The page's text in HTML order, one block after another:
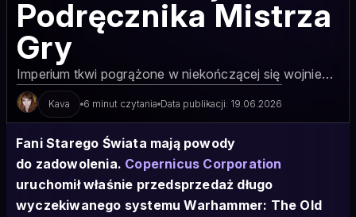
Podręcznika Mistrza
Gry
Imperium tkwi pogrążone w niekończącej się wojnie…
Kava 6 minut czytania Data publikacji: 19.06.2026
Fani Starego Świata mają powody
do zadowolenia. Copernicus Corporation
uruchomił właśnie przedsprzedaż długo
wyczekiwanego systemu Warhammer: The Old